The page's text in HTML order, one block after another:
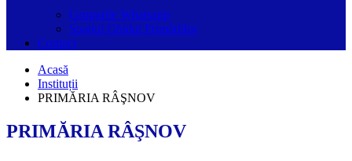
Grupurile Whatsapp
Spațiul Ghidul Primăriilor
Contact
Acasă
Instituții
PRIMĂRIA RÂŞNOV
PRIMĂRIA RÂŞNOV